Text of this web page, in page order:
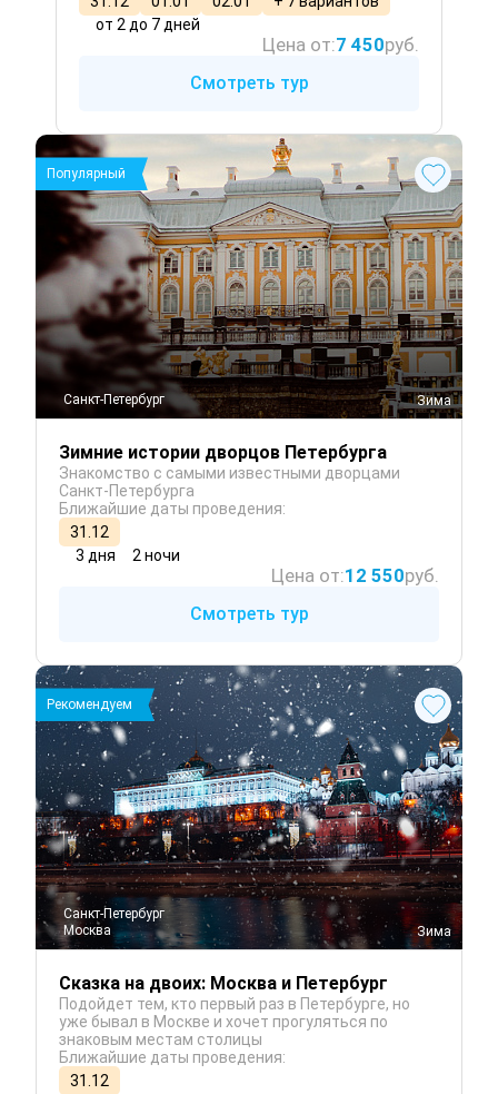
от 2 до 7 дней
Цена от:7 450руб.
Смотреть тур
Санкт-Петербург
Популярный
Зима
Зимние истории дворцов Петербурга
Знакомство с самыми известными дворцами
Санкт-Петербурга
Ближайшие даты проведения:
31.12
3 дня
2 ночи
Цена от:12 550руб.
Смотреть тур
Санкт-Петербург
Москва
Рекомендуем
Зима
Сказка на двоих: Москва и Петербург
Подойдет тем, кто первый раз в Петербурге, но
уже бывал в Москве и хочет прогуляться по
знаковым местам столицы
Ближайшие даты проведения:
31.12